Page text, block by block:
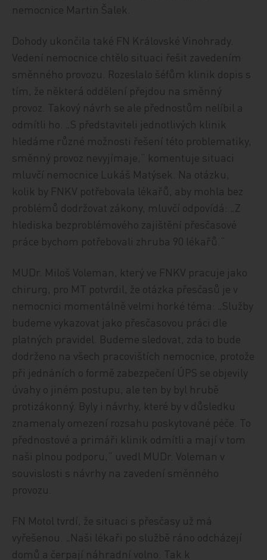
nemocnice Martin Šalek.
Dohody ukončila také FN Královské Vinohrady.
Vedení nemocnice chtělo situaci řešit zavedením
směnného provozu. Rozeslalo šéfům klinik dopis s
tím, že některá oddělení přejdou na směnný
provoz. Takový návrh se ale přednostům nelíbil a
odmítli ho. „S představiteli jednotlivých klinik
hledáme různé možnosti řešení této problematiky,
směnný provoz nevyjímaje,“ komentuje situaci
mluvčí nemocnice Lukáš Matýsek. Na otázku,
kolik by FNKV potřebovala lékařů, aby mohla bez
problémů dodržovat zákony, mluvčí odpovídá: „Z
hlediska bezproblémového zajištění přesčasové
práce bychom potřebovali zhruba 90 lékařů.“
MUDr. Miloš Voleman, který ve FNKV pracuje jako
chirurg, pro MT potvrdil, že otázka přesčasů je v
nemocnici momentálně velmi horké téma: „Služby
budeme vykazovat jako přesčasovou práci dle
platných pravidel. Budeme sledovat, zda to bude
dodrženo na všech pracovištích nemocnice, protože
při jednáních o formě zabezpečení ÚPS se objevily
úvahy o jiném postupu, ale ten by byl hrubě
protizákonný. Byly i návrhy, které by v důsledku
znamenaly omezení rozsahu poskytované péče. To
přednostové a primáři klinik odmítli a mají v tom
naši plnou podporu,“ uvedl MUDr. Voleman v
souvislosti s návrhy na zavedení směnného
provozu.
FN Motol tvrdí, že situaci s přesčasy už má
vyřešenou. „Naši lékaři po službě ráno odcházejí
domů a čerpají náhradní volno. Tak k